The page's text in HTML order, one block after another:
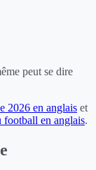
peut se dire
2026 en anglais et
football en anglais.